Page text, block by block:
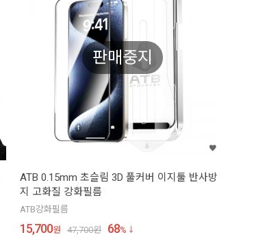
판매중지
ATB 0.15mm 초슬림 3D 풀커버 이지툴 반사방
지 고화질 강화필름
ATB강화필름
15,700원 47,700원 68%